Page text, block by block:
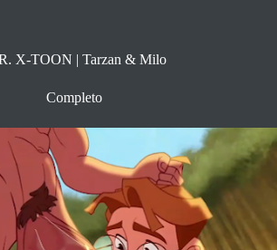
X-TOON | Tarzan & Milo
Completo